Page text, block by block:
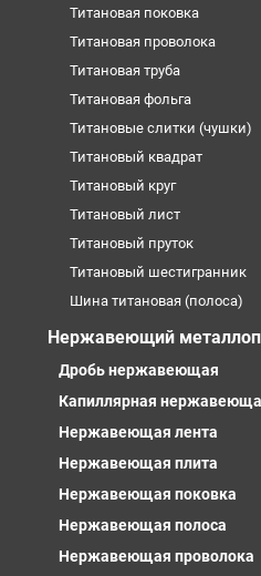
Титановая поковка
Титановая проволока
Титановая труба
Титановая фольга
Титановые слитки (чушки)
Титановый квадрат
Титановый круг
Титановый лист
Титановый пруток
Титановый шестигранник
Шина титановая (полоса)
Нержавеющий
Дробь нержавеющая
Капиллярная
Нержавеющая лента
Нержавеющая плита
Нержавеющая поковка
Нержавеющая полоса
Нержавеющая проволока